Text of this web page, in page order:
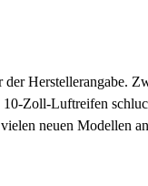
Herstellerangabe.
Zoll-Luftreifen
neuen Modellen